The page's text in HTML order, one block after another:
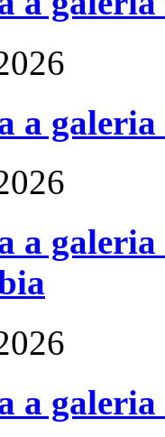
a galeria
a galeria
a galeria